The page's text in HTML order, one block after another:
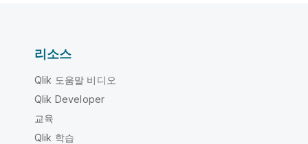
리소스
Qlik 도움말 비디오
Qlik Developer
교육
Qlik 학습